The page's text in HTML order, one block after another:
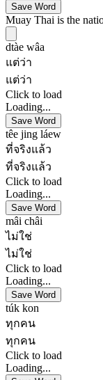
Save Word
Muay Thai is the
dtàe wâa
แต่ว่า
แต่ว่า
Click to load
Loading...
Save Word
têe jing láew
ที่จริงแล้ว
ที่จริงแล้ว
Click to load
Loading...
Save Word
mâi châi
ไม่ใช่
ไม่ใช่
Click to load
Loading...
Save Word
túk kon
ทุกคน
ทุกคน
Click to load
Loading...